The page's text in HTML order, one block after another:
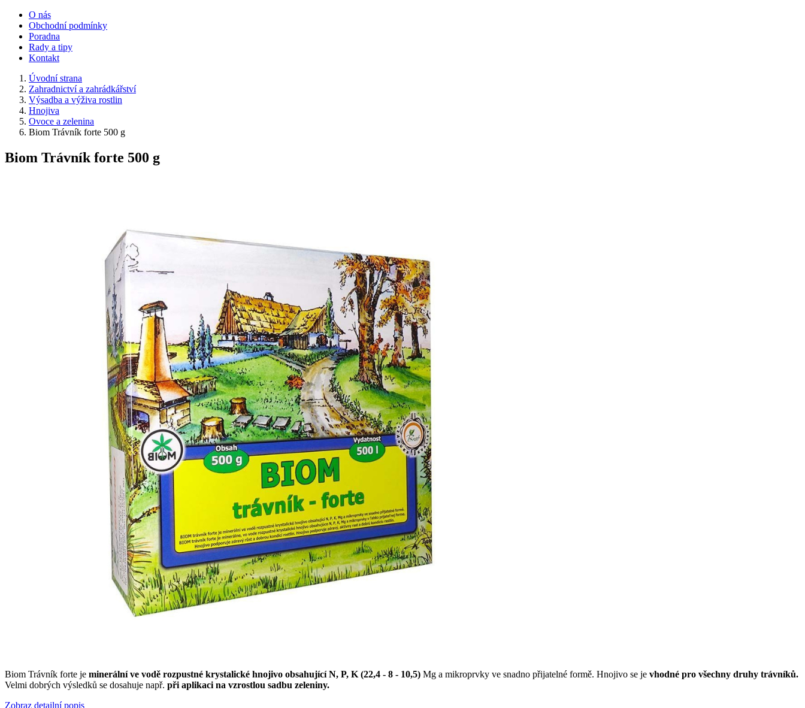
O nás
Obchodní podmínky
Poradna
Rady a tipy
Kontakt
Úvodní strana
Zahradnictví a zahrádkářství
Výsadba a výživa rostlin
Hnojiva
Ovoce a zelenina
Biom Trávník forte 500 g
Biom Trávník forte 500 g
Biom Trávník forte je minerální ve vodě rozpustné krystalické hnojivo obsahující N, P, K (22,4 - 8 - 10,5) Mg a mikroprvky ve snadno přijatelné formě. Hnojivo se je vhodné pro všechny druhy trávníků.
Velmi dobrých výsledků se dosahuje např. při aplikaci na vzrostlou sadbu zeleniny.
Zobraz detailní popis